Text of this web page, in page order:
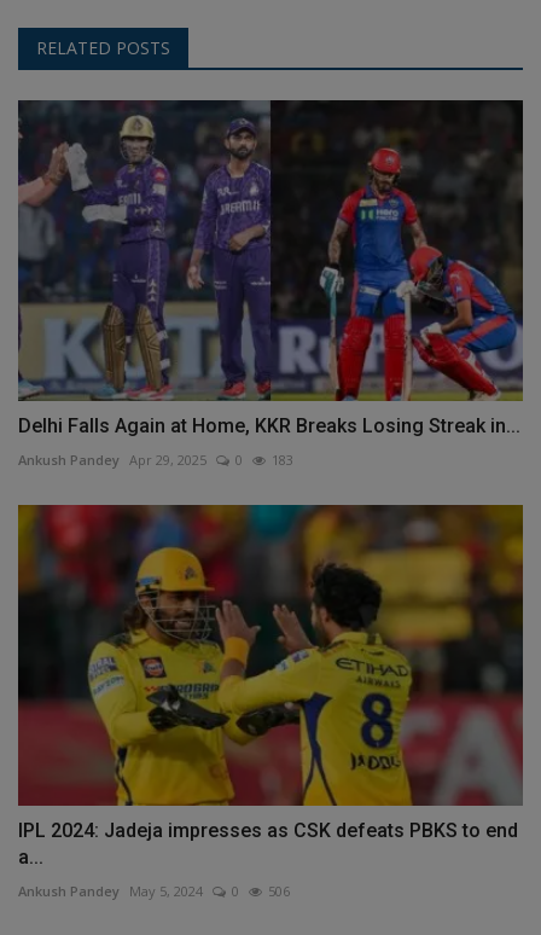
RELATED POSTS
Delhi Falls Again at Home, KKR Breaks Losing Streak in...
Ankush Pandey Apr 29, 2025 0 183
IPL 2024: Jadeja impresses as CSK defeats PBKS to end
a...
Ankush Pandey May 5, 2024 0 506